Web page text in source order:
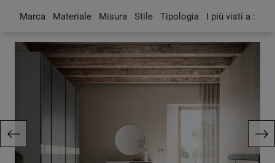
Marca Materiale Misura Stile Tipologia I più visti a :